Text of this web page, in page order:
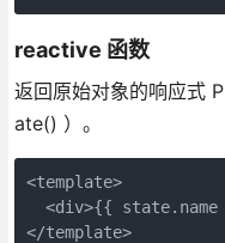
reactive 函数
返回原始对象的响应式
ate() ）。
<template>
<div>{{ state.name
</template>